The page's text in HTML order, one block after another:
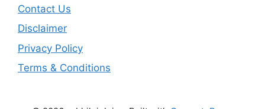
Contact Us
Disclaimer
Privacy Policy
Terms & Conditions